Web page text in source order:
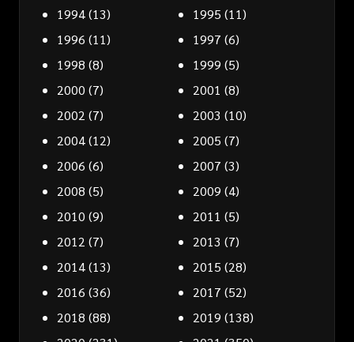
1994(13) 1995 (11)
1996 (11) 1997 (6)
1998 (8) 1999 (5)
2000 (7) 2001 (8)
2002 (7) 2003 (10)
2004(12) 2005 (7)
2006 (6) 2007 (3)
2008 (5) 2009 (4)
2010 (9) 2011 (5)
2012 (7) 2013 (7)
2014(13) 2015 (28)
2016 (36) 2017 (52)
2018 (88) 2019 (138)